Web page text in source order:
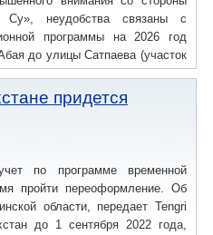
Су», неудобства связаны с
программы на 2026 год
до улицы Сатпаева (участок
придется
по программе временной
пройти переоформление. Об
области, передает Tengri
до 1 сентября 2022 года,